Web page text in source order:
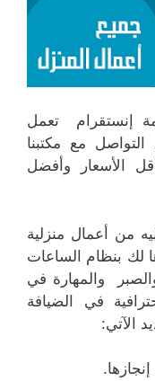
إنستقرام تعمل
مع مكتبنا
الأسعار وأفضل
من أعمال منزلية
لك بنظام الساعات
والمهارة في
في الضيافة
الآتي: